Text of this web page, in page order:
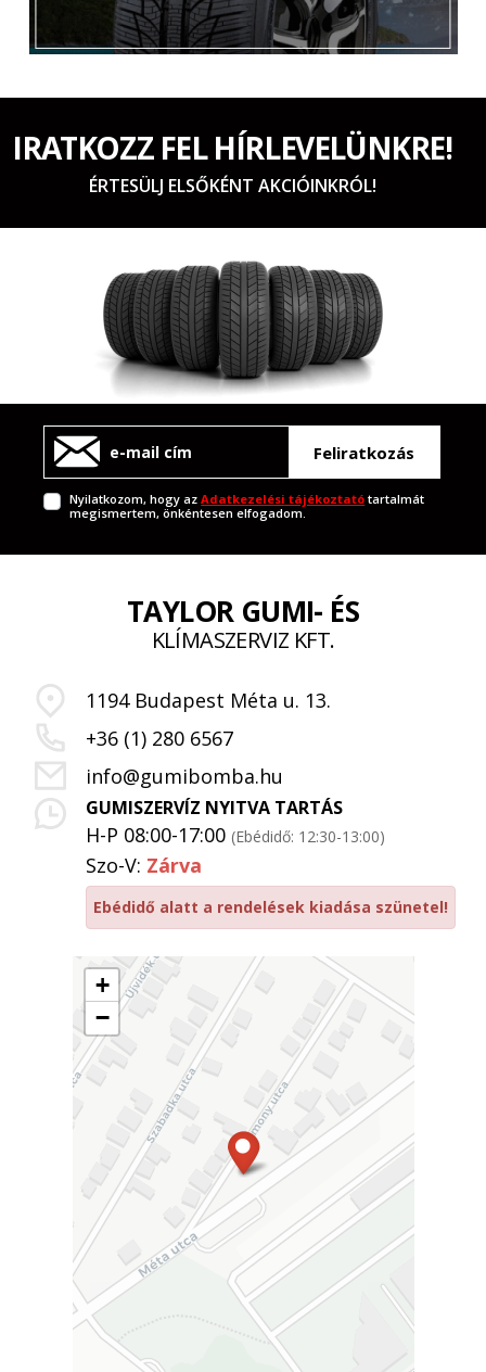
IRATKOZZ FEL HÍRLEVELÜNKRE!
ÉRTESÜLJ ELSŐKÉNT AKCIÓINKRÓL!
Feliratkozás
Nyilatkozom, hogy azAdatkezelési tájékoztató tartalmát
megismertem, önkéntesen elfogadom.
+
−
TAYLOR GUMI- ÉS
KLÍMASZERVIZ KFT.
1194 Budapest Méta u. 13.
+36 (1) 280 6567
info@gumibomba.hu
GUMISZERVÍZ NYITVA TARTÁS
H-P 08:00-17:00 (Ebédidő: 12:30-13:00)
Szo-V: Zárva
Ebédidő alatt a rendelések kiadása szünetel!